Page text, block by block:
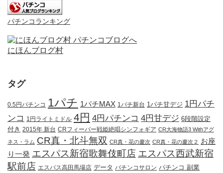
パチンコランキング
にほんブログ村
タグ
0.5円パチンコ 1パチ 1パチMAX 1パチ新台 1パチ甘デジ 1円パチ
ンコ
1円ライトミドル 4円 4円パチンコ 4円甘デジ 6段階設定
付き 2015年 新台 CRフィーバー戦姫絶唱シンフォギア CR大海物語3 Withアグ
ネス・ラム CR真・北斗無双 CR真・花の慶次 CR真・花の慶次２ お座
り一発 エスパス新宿歌舞伎町店 エスパス西武新宿
駅前店 エスパス高田馬場店 データ パチンコサロン パチンコ 副業